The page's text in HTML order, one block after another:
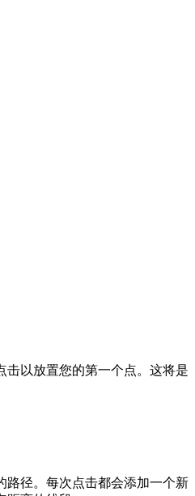
USGS, AEX, GeoEye,
EGP, and the GIS User Community
击以放置您的第一个点。这将是
路径。每次点击都会添加一个新